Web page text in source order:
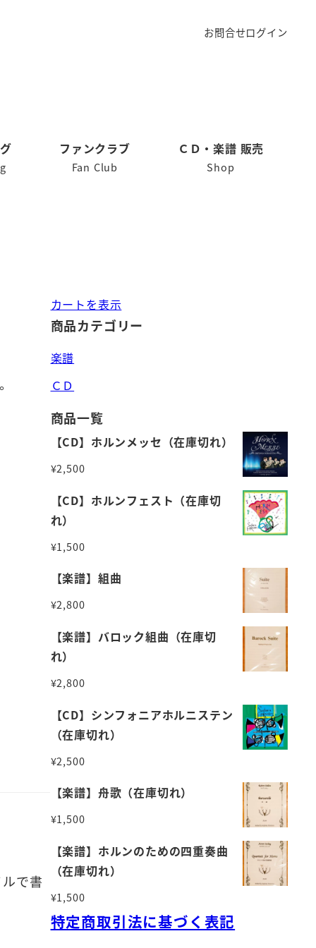
お問合せログイン
ファンクラブ
Fan Club
ＣＤ・楽譜 販売
Shop
で書
カートを表示
商品カテゴリー
楽譜
ＣＤ
商品一覧
【CD】ホルンメッセ（在庫切れ）
¥2,500
【CD】ホルンフェスト（在庫切
れ）
¥1,500
【楽譜】組曲
¥2,800
【楽譜】バロック組曲（在庫切
れ）
¥2,800
【CD】シンフォニアホルニステン
（在庫切れ）
¥2,500
【楽譜】舟歌（在庫切れ）
¥1,500
【楽譜】ホルンのための四重奏曲
（在庫切れ）
¥1,500
特定商取引法に基づく表記